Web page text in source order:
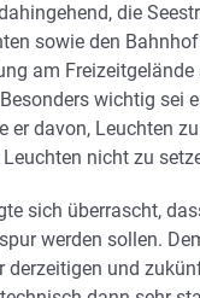
die
sowie den
am
wichtig sei
davon, Leuchten
nicht zu
sich überrascht,
werden sollen.
derzeitigen und